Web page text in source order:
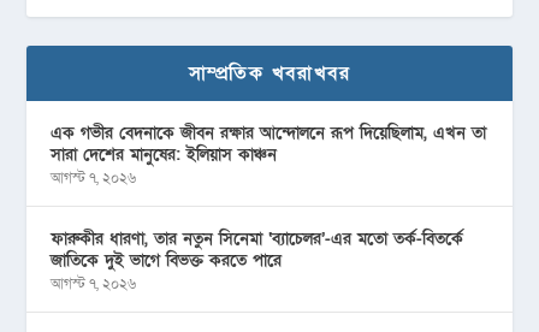
সাম্প্রতিক খবরাখবর
এক গভীর বেদনাকে জীবন রক্ষার আন্দোলনে রূপ দিয়েছিলাম, এখন তা
সারা দেশের মানুষের: ইলিয়াস কাঞ্চন
আগস্ট ৭, ২০২৬
ফারুকীর ধারণা, তার নতুন সিনেমা ‘ব্যাচেলর’-এর মতো তর্ক-বিতর্কে
জাতিকে দুই ভাগে বিভক্ত করতে পারে
আগস্ট ৭, ২০২৬